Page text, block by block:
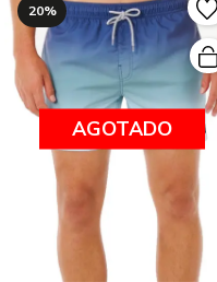
20%
AGOTADO